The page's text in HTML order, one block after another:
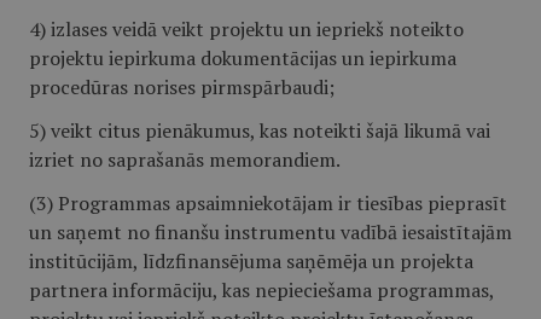
4) izlases veidā veikt projektu un iepriekš noteikto
projektu iepirkuma dokumentācijas un iepirkuma
procedūras norises pirmspārbaudi;
5) veikt citus pienākumus, kas noteikti šajā likumā vai
izriet no saprašanās memorandiem.
(3) Programmas apsaimniekotājam ir tiesības pieprasīt
un saņemt no finanšu instrumentu vadībā iesaistītajām
institūcijām, līdzfinansējuma saņēmēja un projekta
partnera informāciju, kas nepieciešama programmas,